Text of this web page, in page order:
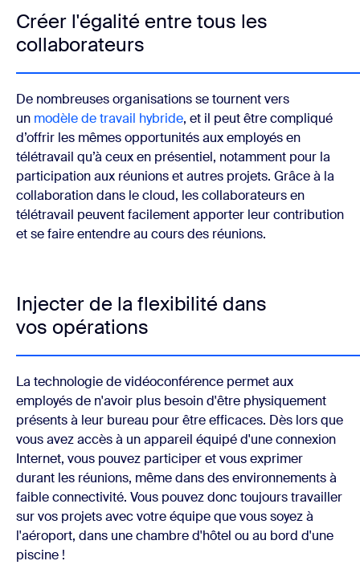
Créer l'égalité entre tous les
collaborateurs
De nombreuses organisations se tournent vers
un modèle de travail hybride, et il peut être compliqué
d’offrir les mêmes opportunités aux employés en
télétravail qu’à ceux en présentiel, notamment pour la
participation aux réunions et autres projets. Grâce à la
collaboration dans le cloud, les collaborateurs en
télétravail peuvent facilement apporter leur contribution
et se faire entendre au cours des réunions.
Injecter de la flexibilité dans
vos opérations
La technologie de vidéoconférence permet aux
employés de n'avoir plus besoin d'être physiquement
présents à leur bureau pour être efficaces. Dès lors que
vous avez accès à un appareil équipé d'une connexion
Internet, vous pouvez participer et vous exprimer
durant les réunions, même dans des environnements à
faible connectivité. Vous pouvez donc toujours travailler
sur vos projets avec votre équipe que vous soyez à
l'aéroport, dans une chambre d'hôtel ou au bord d'une
piscine !